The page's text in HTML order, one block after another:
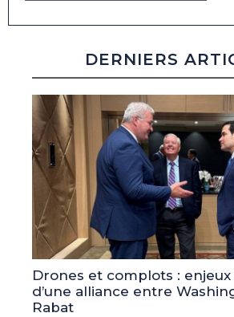
DERNIERS
Drones et complots : enjeux
d’une alliance entre
Rabat